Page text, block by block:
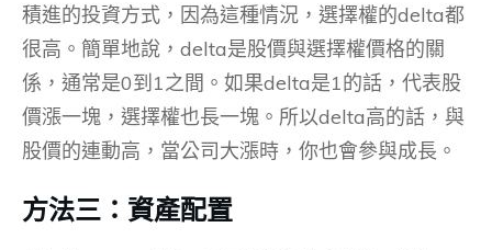
積進的投資方式，因為這種情況，選擇權的delta都
很高。簡單地說，delta是股價與選擇權價格的關
係，通常是0到1之間。如果delta是1的話，代表股
價漲一塊，選擇權也長一塊。所以delta高的話，與
股價的連動高，當公司大漲時，你也會參與成長。
方法三：資產配置